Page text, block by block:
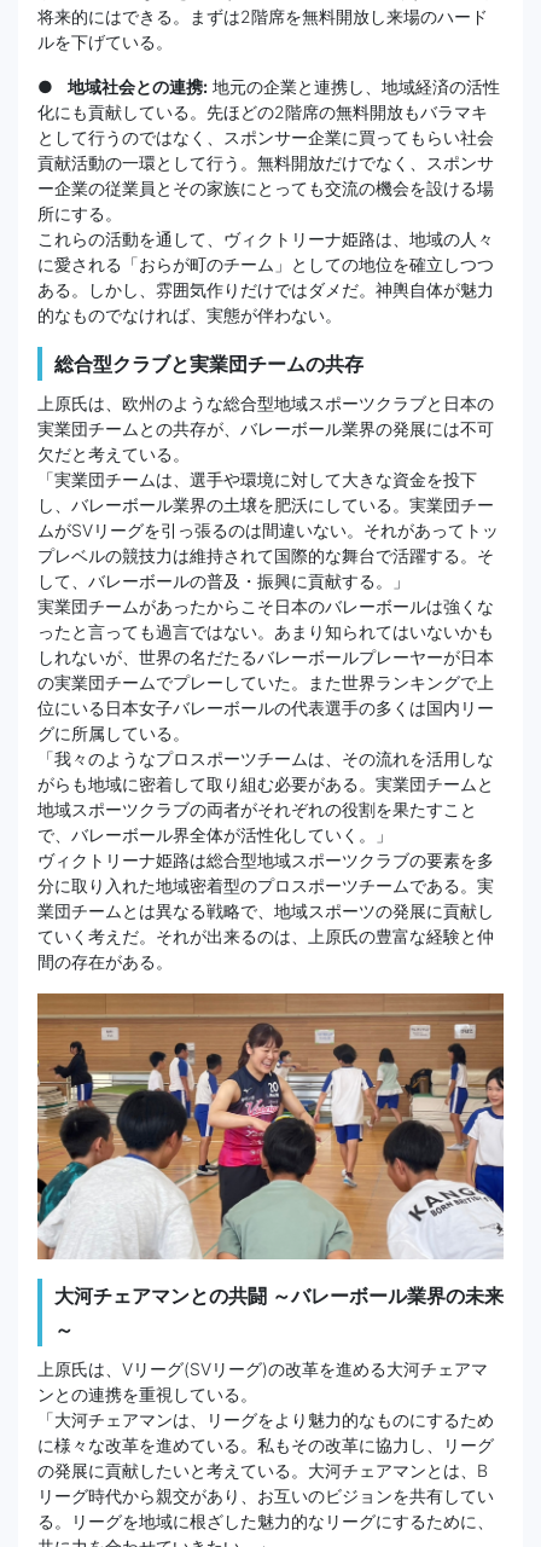
将来的にはできる。まずは2階席を無料開放し来場のハード
ルを下げている。
● 地域社会との連携: 地元の企業と連携し、地域経済の活性
化にも貢献している。先ほどの2階席の無料開放もバラマキ
として行うのではなく、スポンサー企業に買ってもらい社会
貢献活動の一環として行う。無料開放だけでなく、スポンサ
ー企業の従業員とその家族にとっても交流の機会を設ける場
所にする。
これらの活動を通して、ヴィクトリーナ姫路は、地域の人々
に愛される「おらが町のチーム」としての地位を確立しつつ
ある。しかし、雰囲気作りだけではダメだ。神輿自体が魅力
的なものでなければ、実態が伴わない。
総合型クラブと実業団チームの共存
上原氏は、欧州のような総合型地域スポーツクラブと日本の
実業団チームとの共存が、バレーボール業界の発展には不可
欠だと考えている。
「実業団チームは、選手や環境に対して大きな資金を投下
し、バレーボール業界の土壌を肥沃にしている。実業団チー
ムがSVリーグを引っ張るのは間違いない。それがあってトッ
プレベルの競技力は維持されて国際的な舞台で活躍する。そ
して、バレーボールの普及・振興に貢献する。」
実業団チームがあったからこそ日本のバレーボールは強くな
ったと言っても過言ではない。あまり知られてはいないかも
しれないが、世界の名だたるバレーボールプレーヤーが日本
の実業団チームでプレーしていた。また世界ランキングで上
位にいる日本女子バレーボールの代表選手の多くは国内リー
グに所属している。
「我々のようなプロスポーツチームは、その流れを活用しな
がらも地域に密着して取り組む必要がある。実業団チームと
地域スポーツクラブの両者がそれぞれの役割を果たすこと
で、バレーボール界全体が活性化していく。」
ヴィクトリーナ姫路は総合型地域スポーツクラブの要素を多
分に取り入れた地域密着型のプロスポーツチームである。実
業団チームとは異なる戦略で、地域スポーツの発展に貢献し
ていく考えだ。それが出来るのは、上原氏の豊富な経験と仲
間の存在がある。
大河チェアマンとの共闘 ～バレーボール業界の未来
～
上原氏は、Vリーグ(SVリーグ)の改革を進める大河チェアマ
ンとの連携を重視している。
「大河チェアマンは、リーグをより魅力的なものにするため
に様々な改革を進めている。私もその改革に協力し、リーグ
の発展に貢献したいと考えている。大河チェアマンとは、B
リーグ時代から親交があり、お互いのビジョンを共有してい
る。リーグを地域に根ざした魅力的なリーグにするために、